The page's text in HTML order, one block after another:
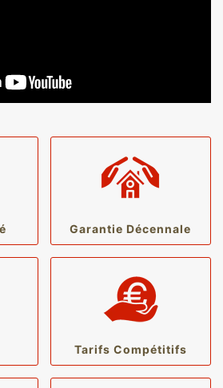
Garantie Décennale
Tarifs Compétitifs